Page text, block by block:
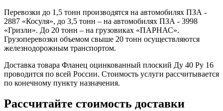
Перевозки до 1,5 тонн производятся на автомобилях ПЗА -
2887 «Косуля», до 3,5 тонн – на автомобилях ПЗА - 3998
«Гризли». До 20 тонн – на грузовиках «ПАРНАС».
Грузоперевозки объемом свыше 20 тонн осуществляются
железнодорожным транспортом.
Доставка товара Фланец оцинкованный плоский Ду 40 Ру 16
проводится по всей России. Стоимость услуги рассчитывается
по конечному пункту назначения.
Рассчитайте стоимость доставки